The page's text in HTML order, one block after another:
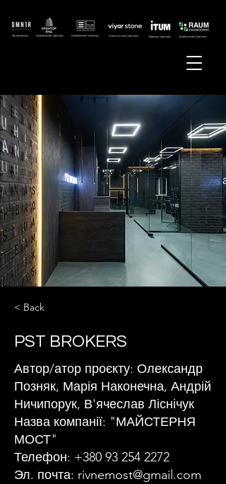
< Back
PST BROKERS
Автор/атор проєкту: Олександр
Позняк, Марія Наконечна, Андрій
Ничипорук, В'ячеслав Ліснічук
Назва компанії: "МАЙСТЕРНЯ
МОСТ"
Телефон: +380 93 254 2272
Эл. почта: rivnemost@gmail.com